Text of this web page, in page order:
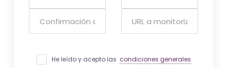
He leído y acepto las condiciones generales